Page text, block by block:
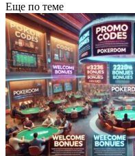
Еще по теме